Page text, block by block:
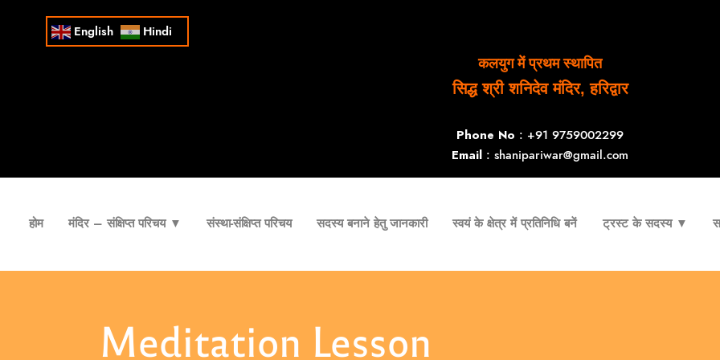
English Hindi
कलयुग में प्रथम स्थापित
सिद्ध श्री शनिदेव मंदिर, हरिद्वार
Phone No : +91 9759002299
Email : shanipariwar@gmail.com
होम मंदिर – संक्षिप्त परिचय ▼ संस्था-संक्षिप्त परिचय सदस्य बनाने हेतु जानकारी स्वयं के क्षेत्र में प्रतिनिधि बनें ट्रस्ट के सदस्य ▼
Meditation Lesson